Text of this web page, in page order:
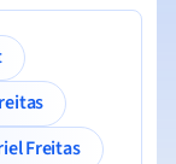
Freitas